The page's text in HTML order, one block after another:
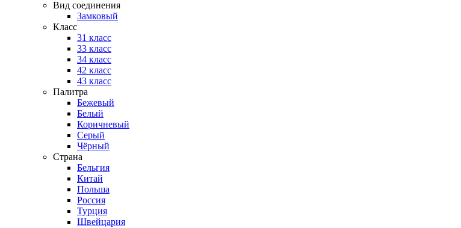
Вид соединения
Замковый
Класс
31 класс
33 класс
34 класс
42 класс
43 класс
Палитра
Бежевый
Белый
Коричневый
Серый
Чёрный
Страна
Бельгия
Китай
Польша
Россия
Турция
Швейцария